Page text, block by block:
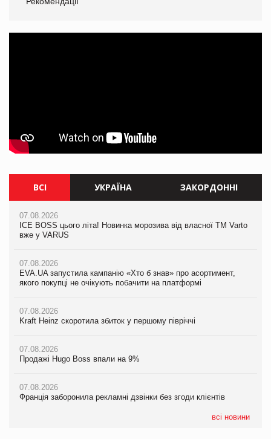
ВСІ УКРАЇНА ЗАКОРДОННІ
07.08.2026
ICE BOSS цього літа! Новинка морозива від власної ТМ Varto
вже у VARUS
07.08.2026
EVA.UA запустила кампанію «Хто б знав» про асортимент,
якого покупці не очікують побачити на платформі
07.08.2026
Kraft Heinz скоротила збиток у першому півріччі
07.08.2026
Продажі Hugo Boss впали на 9%
07.08.2026
Франція заборонила рекламні дзвінки без згоди клієнтів
всі новини
07.08.2026
ICE BOSS цього літа! Новинка морозива від власної ТМ Varto
вже у VARUS
07.08.2026
EVA.UA запустила кампанію «Хто б знав» про асортимент,
якого покупці не очікують побачити на платформі
07.08.2026
Kraft Heinz скоротила збиток у першому півріччі
07.08.2026
Продажі Hugo Boss впали на 9%
07.08.2026
Франція заборонила рекламні дзвінки без згоди клієнтів
07.08.2026
Kraft Heinz скоротила збиток у першому півріччі
Продажі Hugo Boss впали на 9%
походження до ЄС
Аргентина повертається з продуктами птахівництва на
європейський ринок